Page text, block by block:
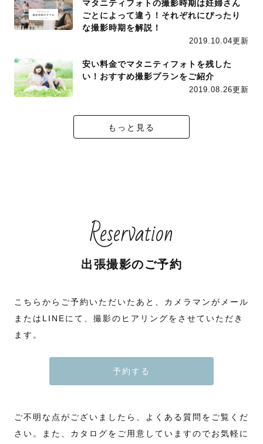
マタニティフォトの撮影時期は妊婦さん
ごとによって違う！それぞれにぴったり
な撮影時期を解説！
2019.10.04更新
安い料金でマタニティフォトを残した
い！おすすめ撮影プランをご紹介
2019.08.26更新
もっと見る
Reservation
出張撮影のご予約
こちらからご予約いただいたあと、カメラマンがメール
またはLINEにて、撮影のヒアリングをさせていただき
ます。
予約する
ご不明な点がございましたら、よくある質問をご覧くだ
さい。また、カタログをご用意していますのでお気軽に